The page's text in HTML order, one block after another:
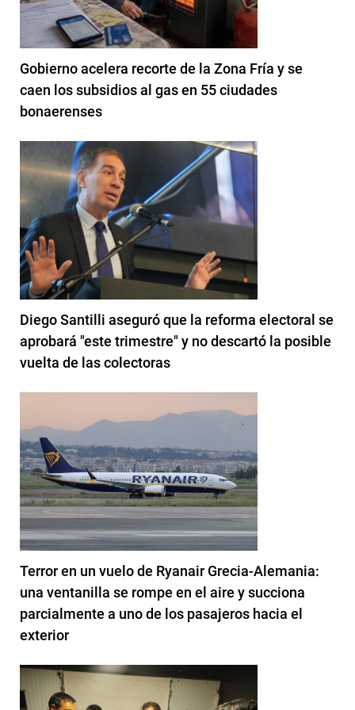
Gobierno acelera recorte de la Zona Fría y se
caen los subsidios al gas en 55 ciudades
bonaerenses
Diego Santilli aseguró que la reforma electoral se
aprobará "este trimestre" y no descartó la posible
vuelta de las colectoras
Terror en un vuelo de Ryanair Grecia-Alemania:
una ventanilla se rompe en el aire y succiona
parcialmente a uno de los pasajeros hacia el
exterior